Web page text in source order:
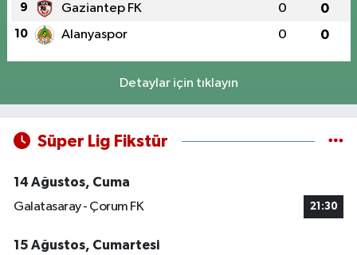
9 Gaziantep FK 0 0
10 Alanyaspor 0 0
Detaylar için tıklayın
Süper Lig Fikstür
14 Ağustos, Cuma
Galatasaray - Çorum FK
21:30
15 Ağustos, Cumartesi